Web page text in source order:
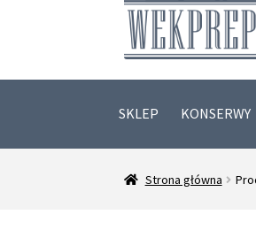
SKLEP KONSERWY
Strona główna